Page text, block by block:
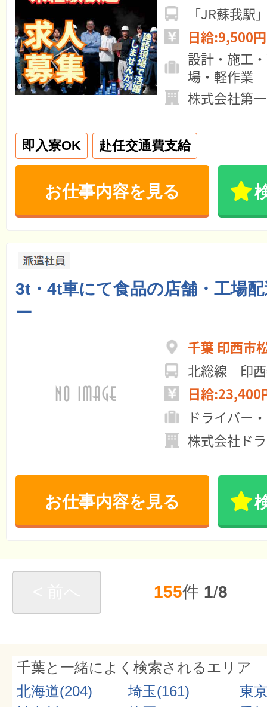
「JR蘇我駅
日給:9,500
設計・施工
場・軽作業
株式会社第
即入寮OK 赴任交通費支給
お仕事内容を見る
3t・4t車にて食品の店舗・工場
ー
千葉 印西市
北総線 印
日給:23,400
ドライバー
株式会社ド
お仕事内容を見る
155件 1/8
千葉と一緒によく検索されるエリア
北海道(204)
埼玉(161)
東